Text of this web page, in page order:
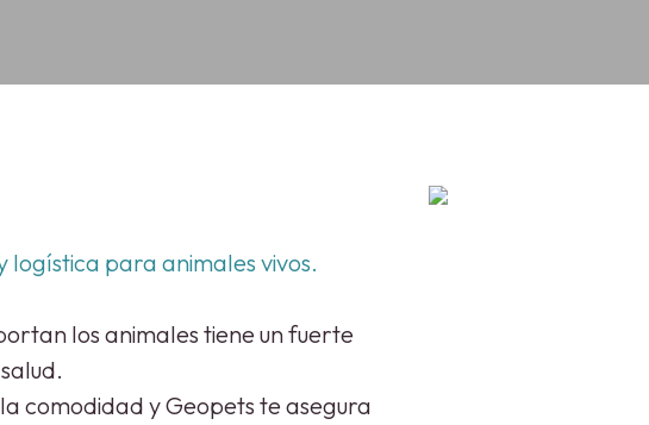
logística para animales vivos.
los animales tiene un fuerte
comodidad y Geopets te asegura